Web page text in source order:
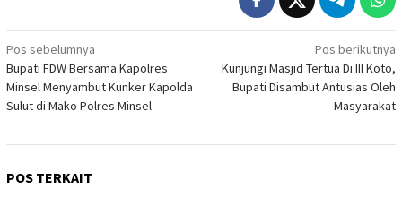
Navigasi
pos
Pos sebelumnya
Bupati FDW Bersama Kapolres
Minsel Menyambut Kunker Kapolda
Sulut di Mako Polres Minsel
Pos berikutnya
Kunjungi Masjid Tertua Di III Koto,
Bupati Disambut Antusias Oleh
Masyarakat
POS TERKAIT